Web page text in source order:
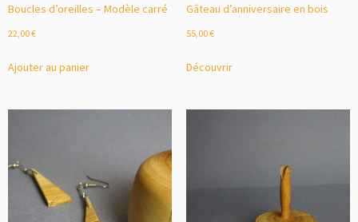
Boucles d’oreilles – Modèle carré
22,00€
Ajouter au panier
Gâteau d’anniversaire en bois
55,00€
Découvrir